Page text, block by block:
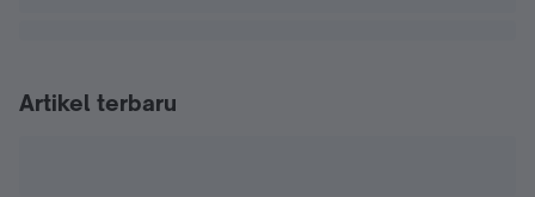
Artikel terbaru